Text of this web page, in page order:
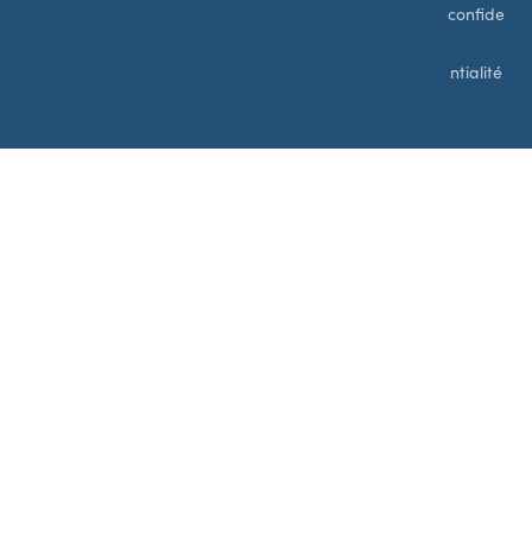
confide
ntialité